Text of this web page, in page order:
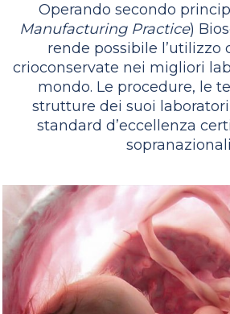
Operando secondo
Manufacturing Practice)
rende possibile l’utilizzo
crioconservate nei migliori
mondo. Le procedure, le
strutture dei suoi
standard d’eccellenza